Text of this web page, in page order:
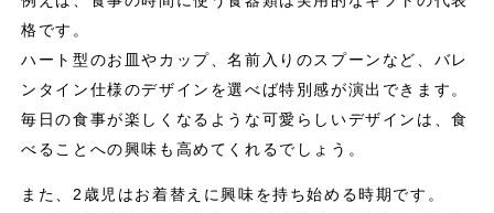
格です。
ハート型のお皿やカップ、名前入りのスプーンなど、バレ
ンタイン仕様のデザインを選べば特別感が演出できます。
毎日の食事が楽しくなるような可愛らしいデザインは、食
べることへの興味も高めてくれるでしょう。
また、2歳児はお着替えに興味を持ち始める時期です。